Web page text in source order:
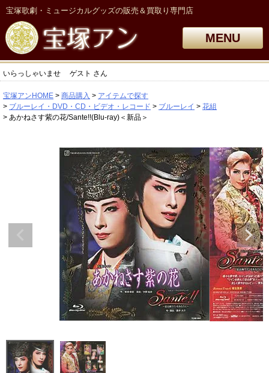
宝塚歌劇・ミュージカルグッズの販売＆買取り専門店
MENU
いらっしゃいませ ゲスト さん
宝塚アンHOME 商品購入
アイテムで探す
ブルーレイ・DVD・CD・ビデオ・レコード
ブルーレイ
花組
あかねさす紫の花/Sante!!(Blu-ray)＜新品＞